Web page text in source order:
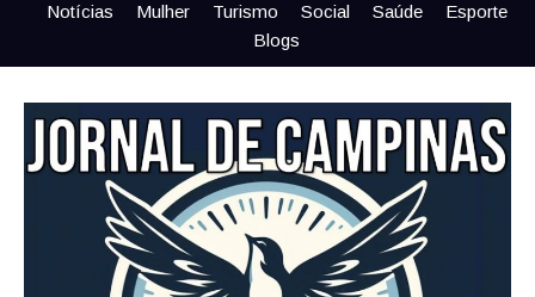
Notícias Mulher Turismo Social Saúde
Esporte
Blogs